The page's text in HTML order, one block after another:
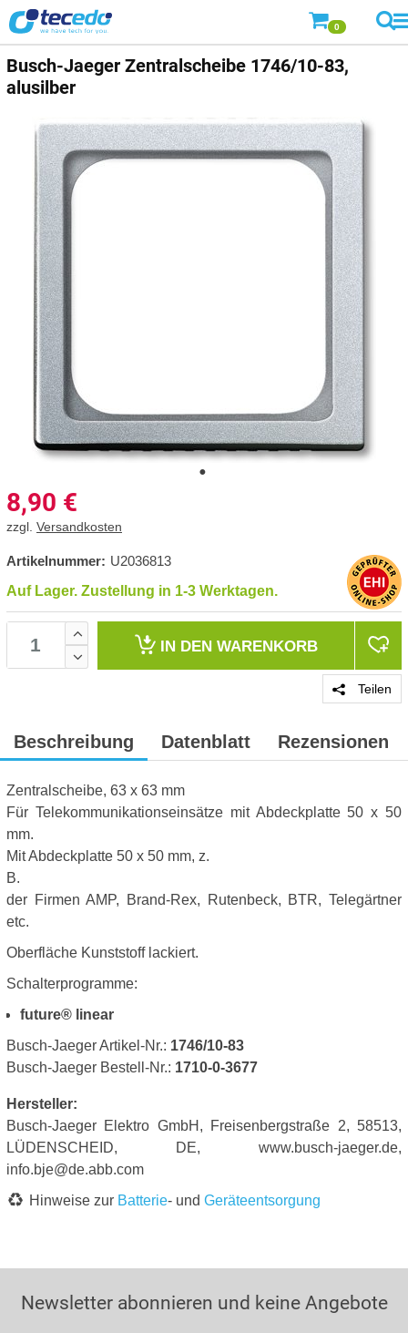
0
Busch-Jaeger Zentralscheibe 1746/10-83,
alusilber
8,90 €
zzgl. Versandkosten
Artikelnummer: U2036813
Auf Lager. Zustellung in 1-3 Werktagen.
IN DEN WARENKORB
Teilen
Beschreibung Datenblatt Rezensionen
Zentralscheibe, 63 x 63 mm
Für Telekommunikationseinsätze mit Abdeckplatte 50 x 50
mm.
Mit Abdeckplatte 50 x 50 mm, z.
B.
der Firmen AMP, Brand-Rex, Rutenbeck, BTR, Telegärtner
etc.
Oberfläche Kunststoff lackiert.
Schalterprogramme:
future® linear
Busch-Jaeger Artikel-Nr.: 1746/10-83
Busch-Jaeger Bestell-Nr.: 1710-0-3677
Hersteller:
Busch-Jaeger Elektro GmbH, Freisenbergstraße 2, 58513,
LÜDENSCHEID, DE, www.busch-jaeger.de,
info.bje@de.abb.com
Hinweise zur Batterie- und Geräteentsorgung
Newsletter abonnieren und keine Angebote